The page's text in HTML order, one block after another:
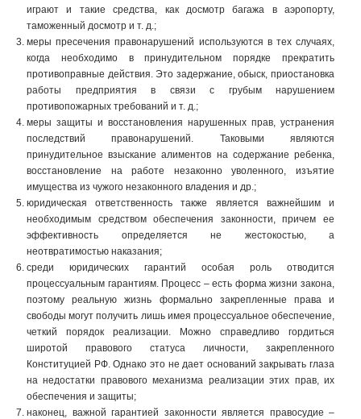
играют и такие средства, как досмотр багажа в аэропорту,
таможенный досмотр и т. д.;
меры пресечения правонарушений используются в тех случаях,
когда необходимо в принудительном порядке прекратить
противоправные действия. Это задержание, обыск, приостановка
работы предприятия в связи с грубым нарушением
противопожарных требований и т. д.;
меры защиты и восстановления нарушенных прав, устранения
последствий правонарушений. Таковыми являются
принудительное взыскание алиментов на содержание ребенка,
восстановление на работе незаконно уволенного, изъятие
имущества из чужого незаконного владения и др.;
юридическая ответственность также является важнейшим и
необходимым средством обеспечения законности, причем ее
эффективность определяется не жестокостью, а
неотвратимостью наказания;
среди юридических гарантий особая роль отводится
процессуальным гарантиям. Процесс – есть форма жизни закона,
поэтому реальную жизнь формально закрепленные права и
свободы могут получить лишь имея процессуальное обеспечение,
четкий порядок реализации. Можно справедливо гордиться
широтой правового статуса личности, закрепленного
Конституцией РФ. Однако это не дает оснований закрывать глаза
на недостатки правового механизма реализации этих прав, их
обеспечения и защиты;
наконец, важной гарантией законности является правосудие –